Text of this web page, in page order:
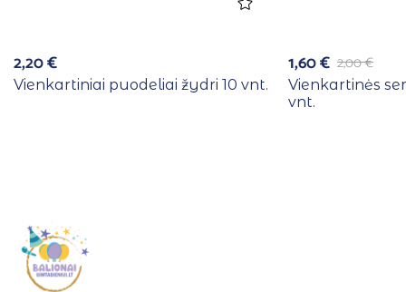
2,20€
Vienkartiniai puodeliai žydri 10 vnt.
2,00€
1,60€
Vienkartinės
vnt.